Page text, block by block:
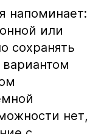
напоминает:
или
сохранять
нет,